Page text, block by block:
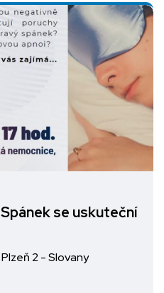
se uskuteční
2 - Slovany